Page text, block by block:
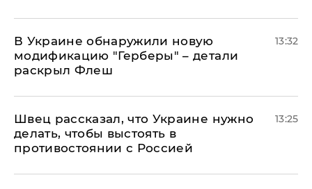
В Украине обнаружили новую
модификацию "Герберы" – детали
раскрыл Флеш
13:32
Швец рассказал, что Украине нужно
делать, чтобы выстоять в
противостоянии с Россией
13:25